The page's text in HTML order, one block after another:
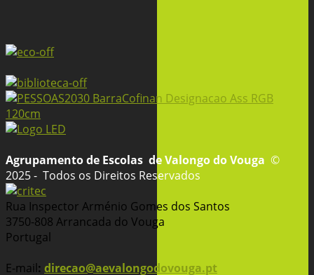
Agrupamento de Escolas de Valongo do Vouga ©
2025 - Todos os Direitos Reservados
Rua Inspector Arménio Gomes dos Santos
3750-808 Arrancada do Vouga
Portugal
E-mail: direcao@aevalongodovouga.pt